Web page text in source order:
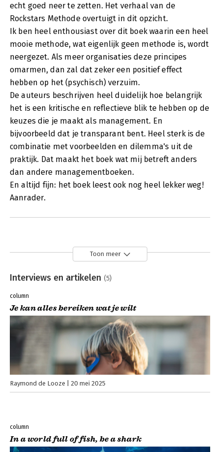
echt goed neer te zetten. Het verhaal van de
Rockstars Methode overtuigt in dit opzicht.
Ik ben heel enthousiast over dit boek waarin een heel
mooie methode, wat eigenlijk geen methode is, wordt
neergezet. Als meer organisaties deze principes
omarmen, dan zal dat zeker een positief effect
hebben op het (psychisch) verzuim.
De auteurs beschrijven heel duidelijk hoe belangrijk
het is een kritische en reflectieve blik te hebben op de
keuzes die je maakt als management. En
bijvoorbeeld dat je transparant bent. Heel sterk is de
combinatie met voorbeelden en dilemma's uit de
praktijk. Dat maakt het boek wat mij betreft anders
dan andere managementboeken.
En altijd fijn: het boek leest ook nog heel lekker weg!
Aanrader.
Toon meer
Interviews en artikelen (5)
column
Je kan alles bereiken wat je wilt
Raymond de Looze 20 mei 2025
column
In a world full of fish, be a shark